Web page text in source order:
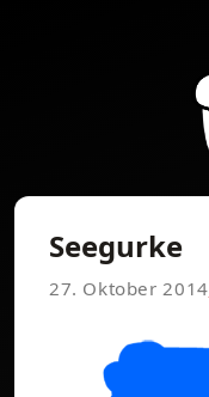
Seegurke
27. Oktober 2014